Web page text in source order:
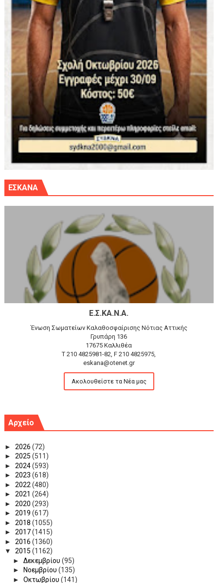
ΕΣΚΑΝΑ
Ε.Σ.ΚΑ.Ν.Α.
Ένωση Σωματείων Καλαθοσφαίρισης Νότιας Αττικής
Γρυπάρη 136
17675 Καλλιθέα
T 210 4825981-82, F 210 4825975,
eskana@otenet.gr
Ακολουθείστε τα Νέα μας
Αρχείο
► 2026 (72)
► 2025 (511)
► 2024(593)
► 2023 (618)
► 2022 (480)
► 2021 (264)
► 2020 (293)
► 2019 (617)
► 2018 (1055)
► 2017(1415)
► 2016 (1360)
▼ 2015 (1162)
► Δεκεμβρίου (95)
►
Νοεμβρίου (135)
► Οκτωβρίου (141)